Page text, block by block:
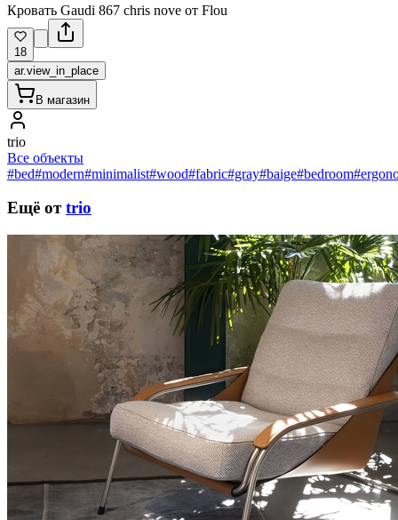
Кровать Gaudi 867 chris nove от Flou
18
ar.view_in_place
В магазин
trio
Все объекты
#bed#modern#minimalist#wood#fabric#gray#baige#bedroom
Ещё от trio